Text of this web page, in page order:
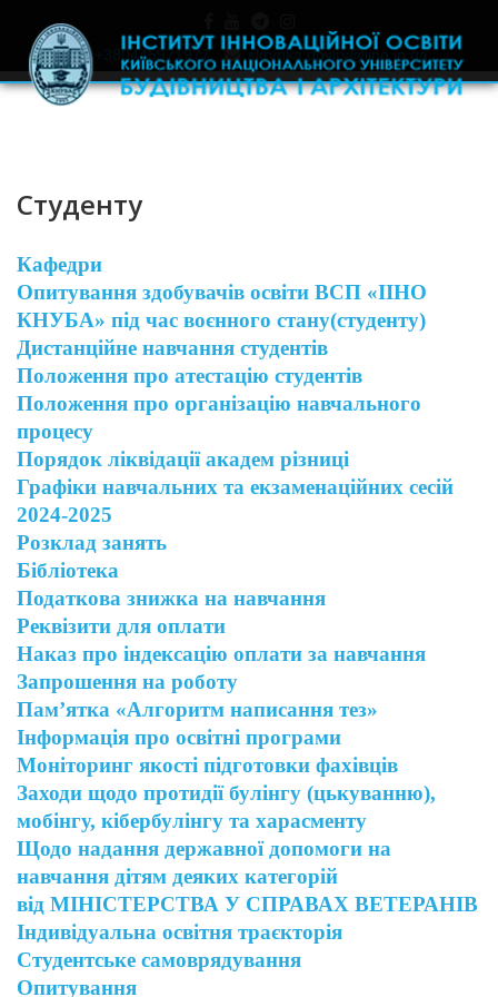
+380445971977 skrynka.doviry@iino.in.ua
Студенту
Кафедри
Опитування здобувачів освіти ВСП «ІІНО
КНУБА» під час воєнного стану(студенту)
Дистанційне навчання студентів
Положення про атестацiю студентiв
Положення про організацію навчального
процесу
Порядок ліквідації академ різниці
Графіки навчальних та екзаменаційних сесій
2024-2025
Розклад занять
Бібліотека
Податкова знижка на навчання
Реквізити для оплати
Наказ про індексацію оплати за навчання
Запрошення на роботу
Пам’ятка «Алгоритм написання тез»
Інформація про освітні програми
Моніторинг якості підготовки фахівців
Заходи щодо протидії булінгу (цькуванню),
мобінгу, кібербулінгу та харасменту
Щодо надання державної допомоги на
навчання дітям деяких категорій
від МІНІСТЕРСТВА У СПРАВАХ ВЕТЕРАНІВ
Індивідуальна освітня траєкторія
Студентське самоврядування
Опитування